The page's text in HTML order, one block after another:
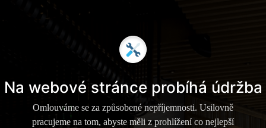
Na webové stránce probíhá údržba
Omlouváme se za způsobené nepříjemnosti. Usilovně
pracujeme na tom, abyste měli z prohlížení co nejlepší